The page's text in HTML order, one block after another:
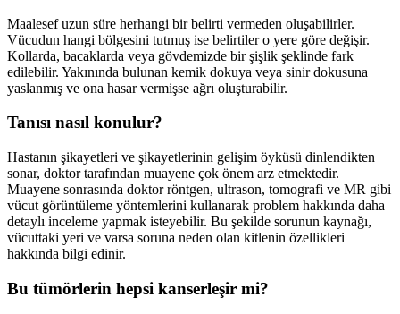
Maalesef uzun süre herhangi bir belirti vermeden oluşabilirler.
Vücudun hangi bölgesini tutmuş ise belirtiler o yere göre değişir.
Kollarda, bacaklarda veya gövdemizde bir şişlik şeklinde fark
edilebilir. Yakınında bulunan kemik dokuya veya sinir dokusuna
yaslanmış ve ona hasar vermişse ağrı oluşturabilir.
Tanısı nasıl konulur?
Hastanın şikayetleri ve şikayetlerinin gelişim öyküsü dinlendikten
sonar, doktor tarafından muayene çok önem arz etmektedir.
Muayene sonrasında doktor röntgen, ultrason, tomografi ve MR gibi
vücut görüntüleme yöntemlerini kullanarak problem hakkında daha
detaylı inceleme yapmak isteyebilir. Bu şekilde sorunun kaynağı,
vücuttaki yeri ve varsa soruna neden olan kitlenin özellikleri
hakkında bilgi edinir.
Bu tümörlerin hepsi kanserleşir mi?